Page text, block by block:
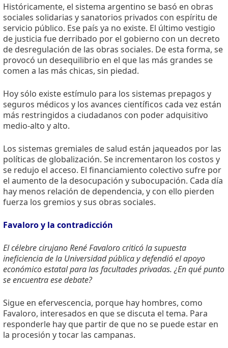
Históricamente, el sistema argentino se basó en obras
sociales solidarias y sanatorios privados con espíritu de
servicio público. Ese país ya no existe. El último vestigio
de justicia fue derribado por el gobierno con un decreto
de desregulación de las obras sociales. De esta forma, se
provocó un desequilibrio en el que las más grandes se
comen a las más chicas, sin piedad.
Hoy sólo existe estímulo para los sistemas prepagos y
seguros médicos y los avances científicos cada vez están
más restringidos a ciudadanos con poder adquisitivo
medio-alto y alto.
Los sistemas gremiales de salud están jaqueados por las
políticas de globalización. Se incrementaron los costos y
se redujo el acceso. El financiamiento colectivo sufre por
el aumento de la desocupación y subocupación. Cada día
hay menos relación de dependencia, y con ello pierden
fuerza los gremios y sus obras sociales.
Favaloro y la contradicción
El célebre cirujano René Favaloro criticó la supuesta
ineficiencia de la Universidad pública y defendió el apoyo
económico estatal para las facultades privadas. ¿En qué punto
se encuentra ese debate?
Sigue en efervescencia, porque hay hombres, como
Favaloro, interesados en que se discuta el tema. Para
responderle hay que partir de que no se puede estar en
la procesión y tocar las campanas.